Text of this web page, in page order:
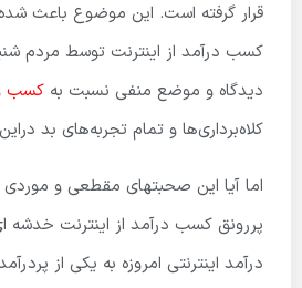
قرار گرفته است. این موضوع باعث
کسب درآمد از اینترنت توسط مردم
دیدگاه و موضع منفی نسبت به کسب و
کلاه‌برداری‌ها و تمام تجربه‌های بد
اما آیا این صحبتهای مقطعی و موردی
پررونق کسب درآمد از اینترنت خدشه
درآمد اینترنتی امروزه به یکی از